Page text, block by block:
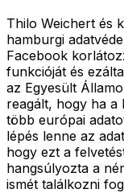
Thilo Weichert és
hamburgi
Facebook
funkcióját és
az Egyesült
reagált, hogy ha a
több európai
lépés lenne az
hogy ezt a
hangsúlyozta a
ismét találkozni